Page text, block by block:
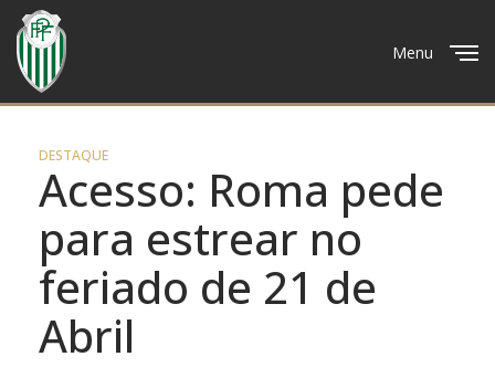
Menu
DESTAQUE
Acesso: Roma pede
para estrear no
feriado de 21 de
Abril